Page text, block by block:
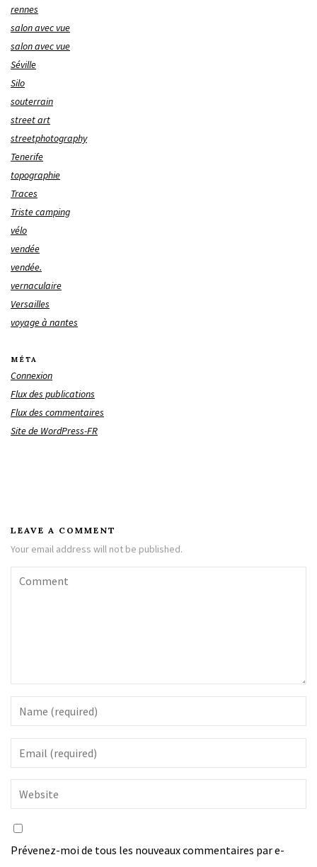
rennes
salon avec vue
salon avec vue
Séville
Silo
souterrain
street art
streetphotography
Tenerife
topographie
Traces
Triste camping
vélo
vendée
vendée.
vernaculaire
Versailles
voyage à nantes
MÉTA
Connexion
Flux des publications
Flux des commentaires
Site de WordPress-FR
LEAVE A COMMENT
Your email address will not be published.
Prévenez-moi de tous les nouveaux commentaires par e-